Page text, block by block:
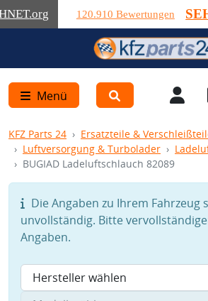
.org 120.910 Bewertungen
Menü
KFZ Parts 24 Ersatzteile &
Luftversorgung & Turbolader
BUGIAD Ladeluftschlauch 82089
Die Angaben zu Ihrem Fahrzeug
unvollständig. Bitte
Angaben.